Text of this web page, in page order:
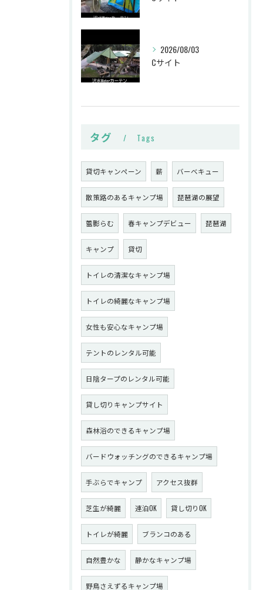
2026/08/03
Cサイト
タグ Tags
貸切キャンペーン 薪 バーベキュー
散策路のあるキャンプ場 琵琶湖の展望
蕾膨らむ 春キャンプデビュー 琵琶湖
キャンプ 貸切
トイレの清潔なキャンプ場
トイレの綺麗なキャンプ場
女性も安心なキャンプ場
テントのレンタル可能
日陰タープのレンタル可能
貸し切りキャンプサイト
森林浴のできるキャンプ場
バードウォッチングのできるキャンプ場
手ぶらでキャンプ アクセス抜群
芝生が綺麗 連泊OK 貸し切りOK
トイレが綺麗 ブランコのある
自然豊かな 静かなキャンプ場
野鳥さえずるキャンプ場